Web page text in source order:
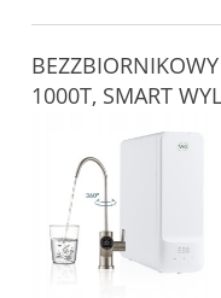
1000T, SMART